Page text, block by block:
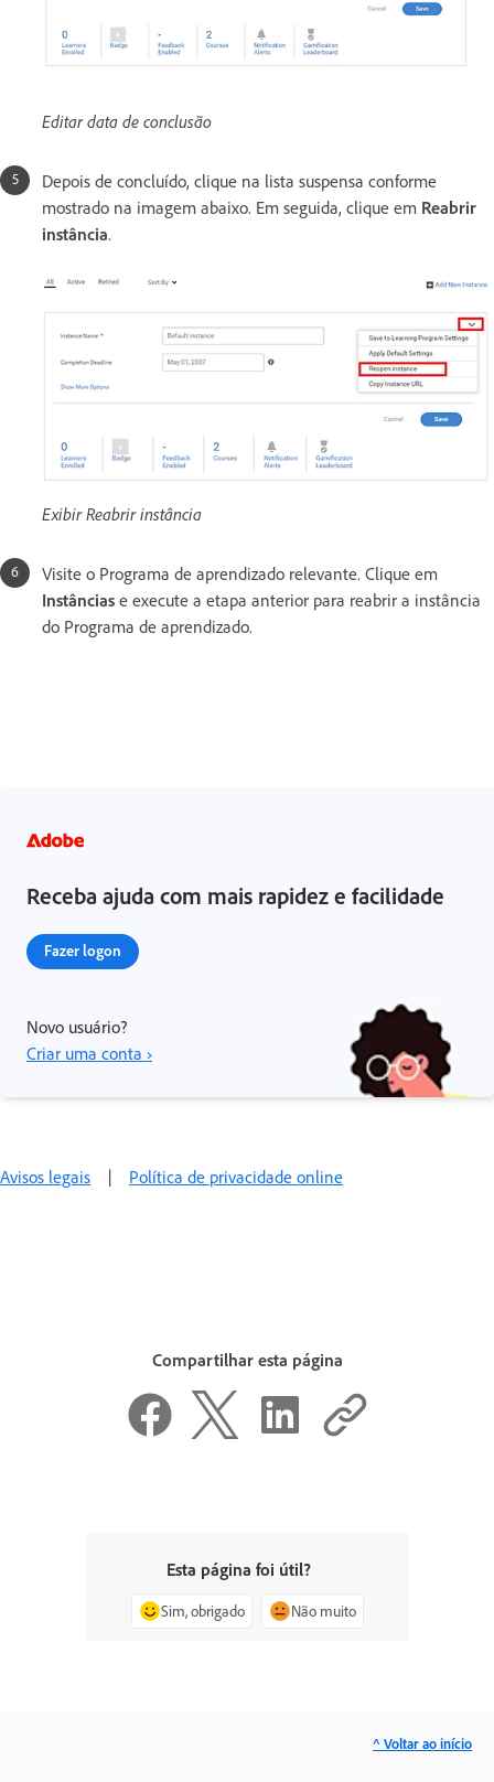
Editar data de conclusão
Depois de concluído, clique na lista suspensa conforme
mostrado na imagem abaixo. Em seguida, clique em Reabrir
instância.
Exibir Reabrir instância
Visite o Programa de aprendizado relevante. Clique em
Instâncias e execute a etapa anterior para reabrir a instância
do Programa de aprendizado.
Receba ajuda com mais rapidez e facilidade
Fazer logon
Novo usuário?
Criar uma conta ›
Avisos legais | Política de privacidade online
Compartilhar esta página
Esta página foi útil?
Sim, obrigado Não muito
^ Voltar ao início